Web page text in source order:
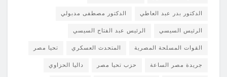
الدكتور بدر عبد العاطي الدكتور مصطفى مدبولي
الرئيس السيسي الرئيس عبد الفتاح السيسي
القوات المسلحة المصرية المتحدث العسكري تحيا مصر
جريدة مصر الساعة حزب تحيا مصر داليا الحزاوي